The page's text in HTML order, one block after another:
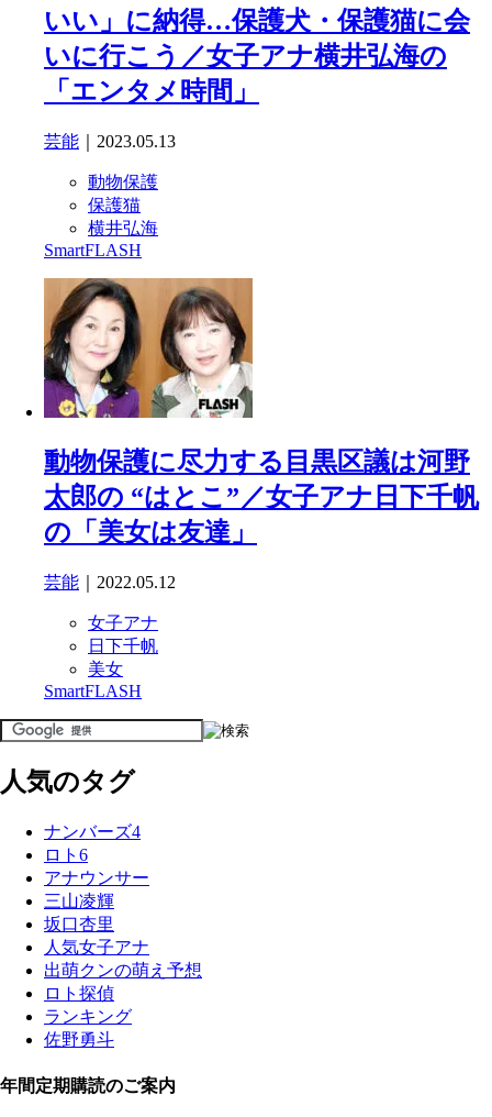
いい」に納得…保護犬・保護猫に会
いに行こう／女子アナ横井弘海の
「エンタメ時間」
芸能 ｜2023.05.13
動物保護
保護猫
横井弘海
SmartFLASH
動物保護に尽力する目黒区議は河野
太郎の “はとこ”／女子アナ日下千帆
の「美女は友達」
芸能 ｜2022.05.12
女子アナ
日下千帆
美女
SmartFLASH
人気のタグ
ナンバーズ4
ロト6
アナウンサー
三山凌輝
坂口杏里
人気女子アナ
出萌クンの萌え予想
ロト探偵
ランキング
佐野勇斗
年間定期購読のご案内